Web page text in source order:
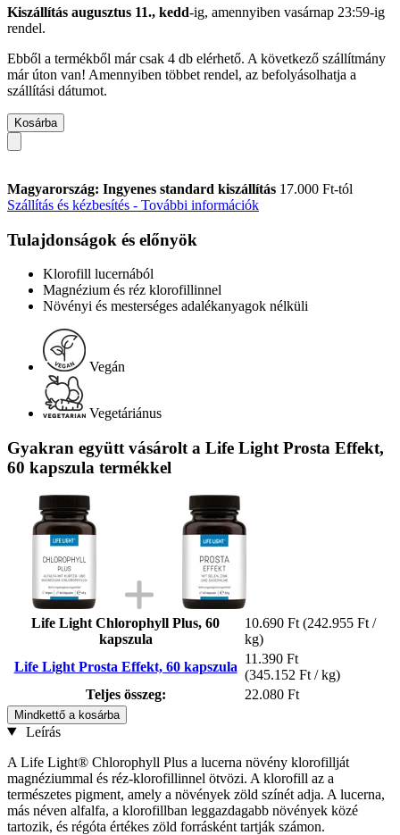
Kiszállítás augusztus 11., kedd-ig, amennyiben vasárnap 23:59-ig
rendel.
Ebből a termékből már csak 4 db elérhető. A következő szállítmány
már úton van! Amennyiben többet rendel, az befolyásolhatja a
szállítási dátumot.
Kosárba
Magyarország: Ingyenes standard kiszállítás 17.000 Ft-tól
Szállítás és kézbesítés - További információk
Tulajdonságok és előnyök
Klorofill lucernából
Magnézium és réz klorofillinnel
Növényi és mesterséges adalékanyagok nélküli
Vegán
Vegetáriánus
Gyakran együtt vásárolt a Life Light Prosta Effekt,
60 kapszula termékkel
Life Light Chlorophyll Plus, 60
kapszula
10.690 Ft (242.955 Ft /
kg)
Life Light Prosta Effekt, 60 kapszula
11.390 Ft
(345.152 Ft / kg)
Teljes összeg:
22.080 Ft
Mindkettő a kosárba
Leírás
A Life Light® Chlorophyll Plus a lucerna növény klorofillját
magnéziummal és réz-klorofillinnel ötvözi. A klorofill az a
természetes pigment, amely a növények zöld színét adja. A lucerna,
más néven alfalfa, a klorofillban leggazdagabb növények közé
tartozik, és régóta értékes zöld forrásként tartják számon.